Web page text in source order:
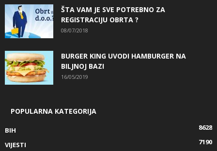
ŠTA VAM JE SVE POTREBNO ZA
REGISTRACIJU OBRTA ?
08/07/2018
BURGER KING UVODI HAMBURGER NA
BILJNOJ BAZI
16/05/2019
POPULARNA KATEGORIJA
BIH
8628
VIJESTI
7190